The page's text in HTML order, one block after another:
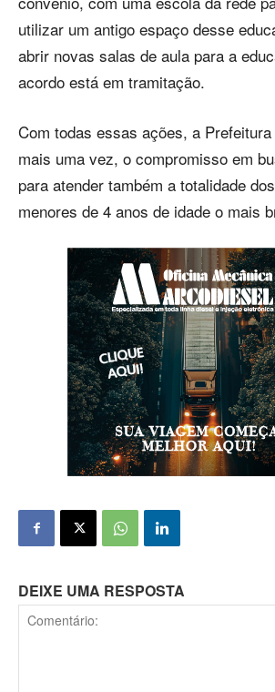
utilizar um antigo espaço desse
abrir novas salas de aula para a
acordo está em tramitação.
Com todas essas ações, a
mais uma vez, o compromisso em
para atender também a totalidade
menores de 4 anos de idade o mais
DEIXE UMA RESPOSTA